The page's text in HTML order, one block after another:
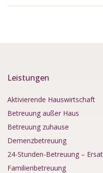
Leistungen
Aktivierende Hauswirtschaft
Betreuung außer Haus
Betreuung zuhause
Demenzbetreuung
24-Stunden-Betreuung –
Familienbetreuung